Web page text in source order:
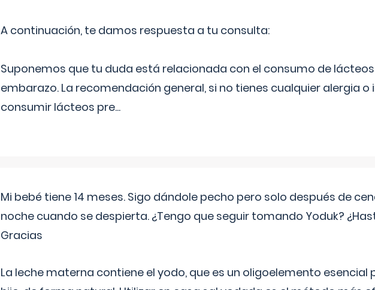
A continuación, te damos respuesta a tu consulta:
Suponemos que tu duda está relacionada con el consumo de
embarazo. La recomendación general, si no tienes cualquier alergia o
consumir lácteos pre...
Mi bebé tiene 14 meses. Sigo dándole pecho pero solo después de
noche cuando se despierta. ¿Tengo que seguir tomando Yoduk?
Gracias
La leche materna contiene el yodo, que es un oligoelemento esencial